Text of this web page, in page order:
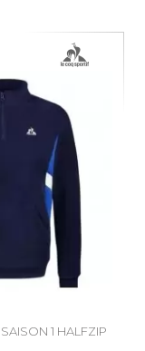
SAISON 1 HALFZIP